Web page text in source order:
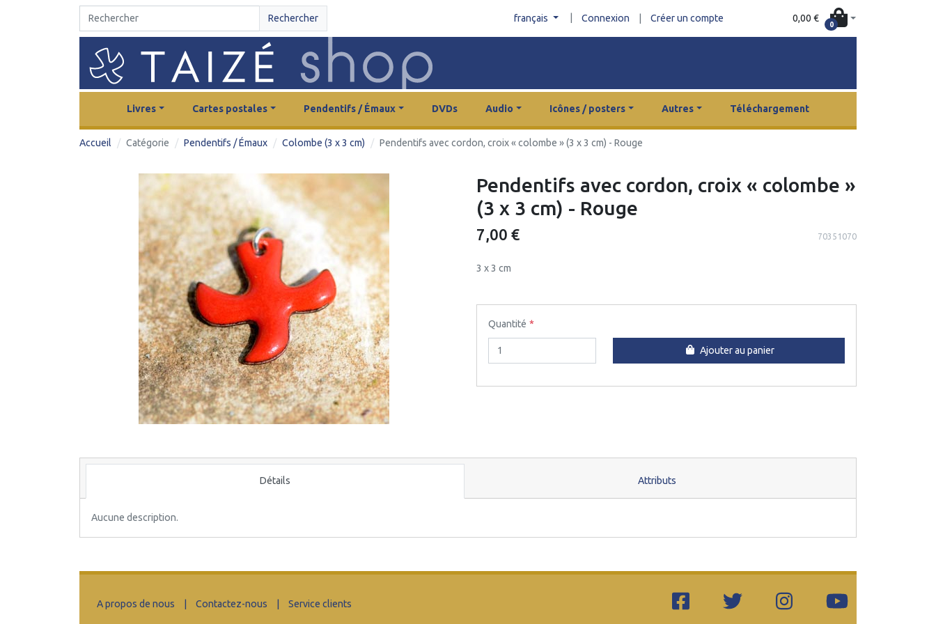
Rechercher français Connexion Créer un compte 0,00 €
0
Livres Cartes postales Pendentifs / Émaux DVDs Audio Icônes / posters Autres Téléchargement
Accueil Catégorie Pendentifs / Émaux Colombe (3 x 3 cm) Pendentifs avec cordon, croix « colombe » (3 x 3 cm) - Rouge
Pendentifs avec cordon, croix « colombe »
(3 x 3 cm) - Rouge
7,00 € 70351070
3 x 3 cm
Quantité
Ajouter au panier
Détails Attributs
Aucune description.
A propos de nous Contactez-nous Service clients